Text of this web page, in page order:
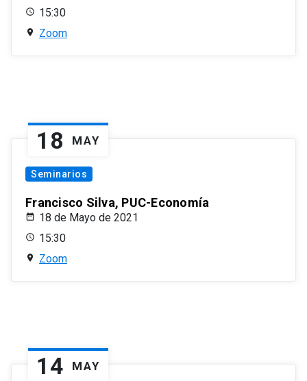
15:30
Zoom
18 MAY
Seminarios
Francisco Silva, PUC-Economía
18 de Mayo de 2021
15:30
Zoom
14 MAY